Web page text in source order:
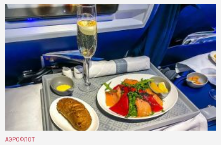
АЭРОФЛОТ